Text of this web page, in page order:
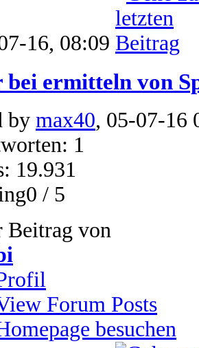
16, 08:09
bei ermitteln von
by max40, 05-07-16
1
19.931
/ 5
Beitrag von
Forum Posts
besuchen